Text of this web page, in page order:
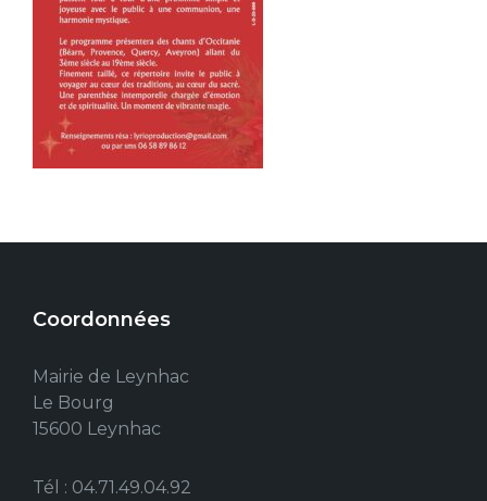
Coordonnées
Mairie de Leynhac
Le Bourg
15600 Leynhac
Tél : 04.71.49.04.92